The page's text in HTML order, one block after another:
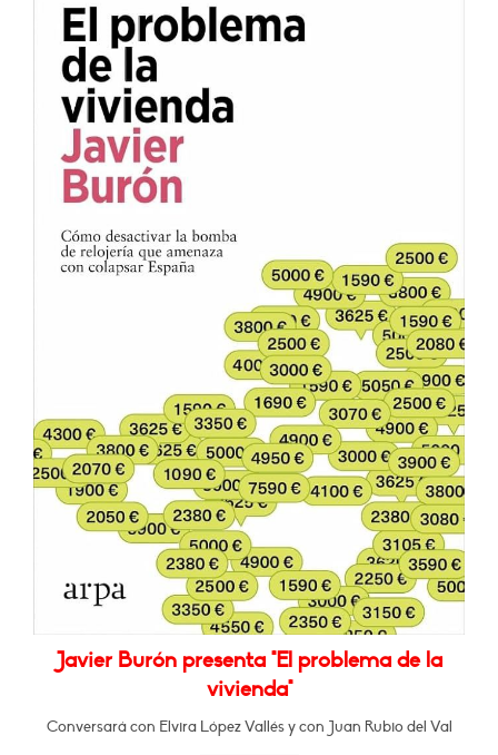
Javier Burón presenta "El problema de la
vivienda"
Conversará con Elvira López Vallés y con Juan Rubio del Val